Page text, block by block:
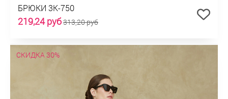
БРЮКИ 3К-750
219,24 руб313,20 руб
СКИДКА 30%